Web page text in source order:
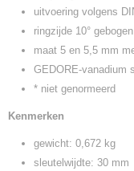
0,64 Kg
Afmetingen (l,b,h)
39,20 x 6,30 x 3,80 cm
uitvoering volgens
ringzijde 10° gebogen
maat 5 en 5,5 mm
GEDORE-vanadium
* niet genormeerd
Kenmerken
gewicht: 0,672 kg
sleutelwijdte: 30 mm